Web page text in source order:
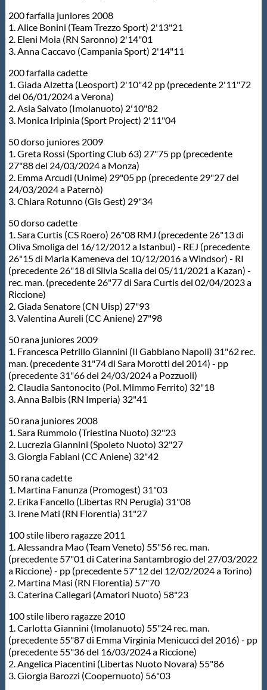
200 farfalla juniores 2008
1. Alice Bonini (Team Trezzo Sport) 2'13"21
2. Eleni Moia (RN Saronno) 2'14"01
3. Anna Caccavo (Campania Sport) 2'14"11
200 farfalla cadette
1. Giada Alzetta (Leosport) 2'10"42 pp (precedente 2'11"72
del 06/01/2024 a Verona)
2. Asia Salvato (Imolanuoto) 2'10"82
3. Monica Iripinia (Sport Project) 2'11"04
50 dorso juniores 2009
1. Greta Rossi (Sporting Club 63) 27"75 pp (precedente
27"88 del 24/03/2024 a Monza)
2. Emma Arcudi (Unime) 29"05 pp (precedente 29"27 del
24/03/2024 a Paternò)
3. Chiara Rotunno (Gis Gest) 29"34
50 dorso cadette
1. Sara Curtis (CS Roero) 26"08 RMJ (precedente 26"13 di
Oliva Smoliga del 16/12/2012 a Istanbul) - REJ (precedente
26"15 di Maria Kameneva del 10/12/2016 a Windsor) - RI
(precedente 26"18 di Silvia Scalia del 05/11/2021 a Kazan) -
rec. man. (precedente 26"77 di Sara Curtis del 02/04/2023 a
Riccione)
2. Giada Senatore (CN Uisp) 27"93
3. Valentina Aureli (CC Aniene) 27"98
50 rana juniores 2009
1. Francesca Petrillo Giannini (Il Gabbiano Napoli) 31"62 rec.
man. (precedente 31"74 di Sara Morotti del 2014) - pp
(precedente 31"66 del 24/03/2024 a Pozzuoli)
2. Claudia Santonocito (Pol. Mimmo Ferrito) 32"18
3. Anna Balbis (RN Imperia) 32"41
50 rana juniores 2008
1. Sara Rummolo (Triestina Nuoto) 32"23
2. Lucrezia Giannini (Spoleto Nuoto) 32"27
3. Giorgia Fabiani (CC Aniene) 32"42
50 rana cadette
1. Martina Fanunza (Promogest) 31"03
2. Erika Fancello (Libertas RN Perugia) 31"08
3. Irene Mati (RN Florentia) 31"27
100 stile libero ragazze 2011
1. Alessandra Mao (Team Veneto) 55"56 rec. man.
(precedente 57"01 di Caterina Santambrogio del 27/03/2022
a Riccione) - pp (precedente 57"12 del 12/02/2024 a Torino)
2. Martina Masi (RN Florentia) 57"70
3. Caterina Callegari (Amatori Nuoto) 58"23
100 stile libero ragazze 2010
1. Carlotta Giannini (Imolanuoto) 55"24 rec. man.
(precedente 55"87 di Emma Virginia Menicucci del 2016) - pp
(precedente 55"36 del 16/03/2024 a Riccione)
2. Angelica Piacentini (Libertas Nuoto Novara) 55"86
3. Giorgia Barozzi (Coopernuoto) 56"03